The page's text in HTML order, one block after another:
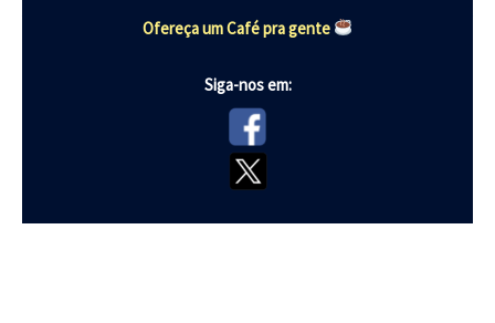
Ofereça um Café pra gente
Siga-nos em: